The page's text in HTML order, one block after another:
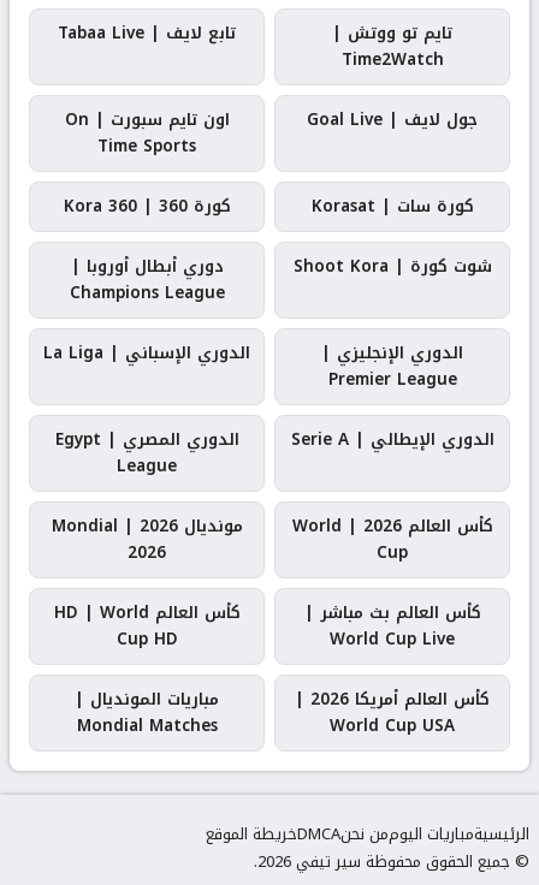
تايم تو ووتش |
Time2Watch
تابع لايف | Tabaa Live
جول لايف | Goal Live
اون تايم سبورت | On
Time Sports
كورة سات | Korasat
كورة 360 | Kora 360
شوت كورة | Shoot Kora
دوري أبطال أوروبا |
Champions League
الدوري الإنجليزي |
Premier League
الدوري الإسباني | La Liga
الدوري الإيطالي | Serie A
الدوري المصري | Egypt
League
كأس العالم 2026 | World
Cup
مونديال 2026 | Mondial
2026
كأس العالم بث مباشر |
World Cup Live
كأس العالم HD | World
Cup HD
كأس العالم أمريكا 2026 |
World Cup USA
مباريات المونديال |
Mondial Matches
الرئيسيةمباريات اليوممن نحنDMCAخريطة الموقع
© جميع الحقوق محفوظة سير تيفي 2026.